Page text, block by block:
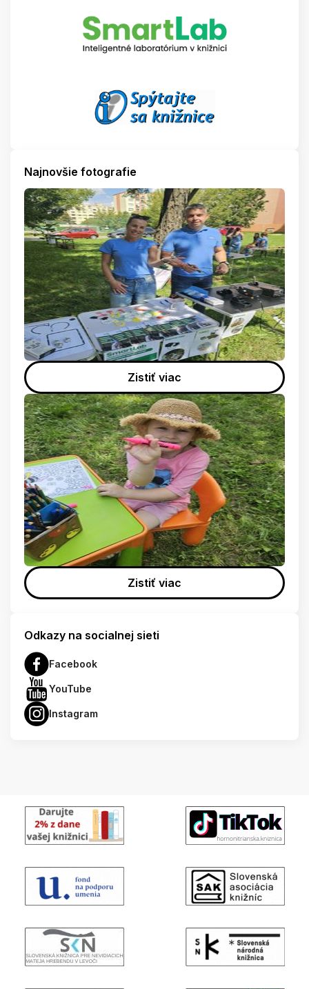
Najnovšie fotografie
Zistiť viac
Zistiť viac
Odkazy na socialnej sieti
Facebook
YouTube
Instagram